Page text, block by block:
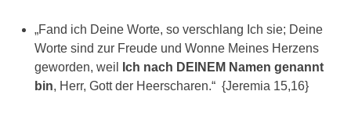
„Fand ich Deine Worte, so verschlang Ich sie; Deine
Worte sind zur Freude und Wonne Meines Herzens
geworden, weil
Ich nach DEINEM Namen genannt
bin, Herr, Gott der Heerscharen.“ {Jeremia 15,16}